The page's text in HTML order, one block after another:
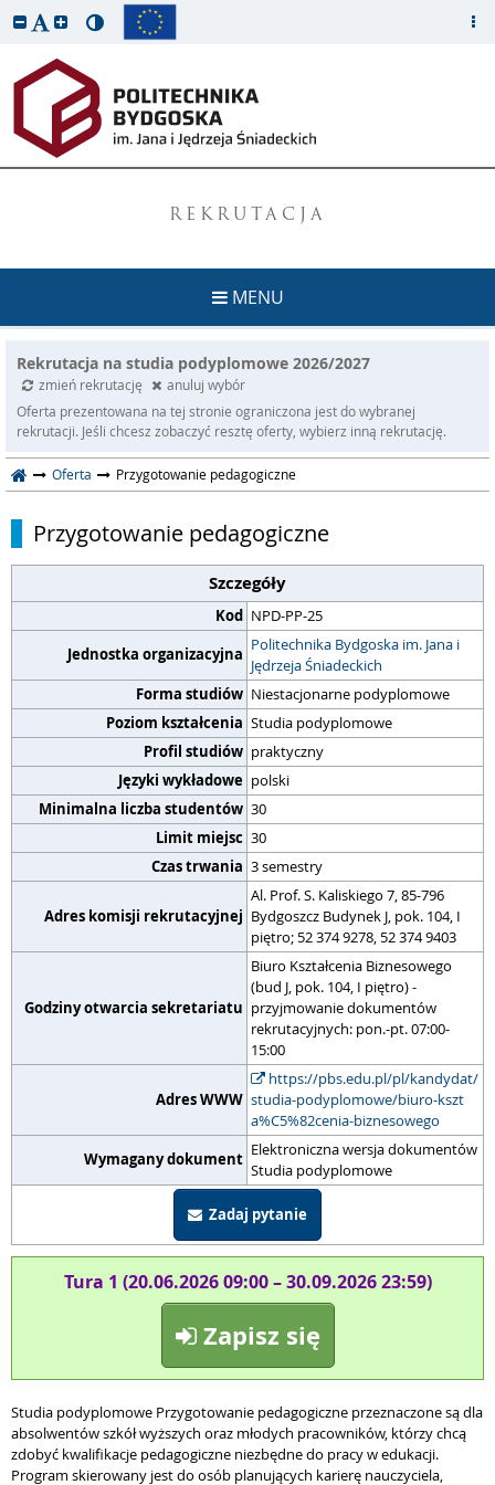
REKRUTACJA
MENU
Rekrutacja na studia podyplomowe 2026/2027
zmień rekrutację
anuluj wybór
Oferta prezentowana na tej stronie ograniczona jest do wybranej
rekrutacji. Jeśli chcesz zobaczyć resztę oferty, wybierz inną rekrutację.
Oferta Przygotowanie pedagogiczne
Przygotowanie pedagogiczne
Szczegóły
Kod NPD-PP-25
Jednostka organizacyjna Politechnika Bydgoska im. Jana i
Jędrzeja Śniadeckich
Forma studiów Niestacjonarne podyplomowe
Poziom kształcenia Studia podyplomowe
Profil studiów praktyczny
Języki wykładowe polski
Minimalna liczba studentów 30
Limit miejsc 30
Czas trwania 3 semestry
Adres komisji rekrutacyjnej
Al. Prof. S. Kaliskiego 7, 85-796
Bydgoszcz Budynek J, pok. 104, I
piętro; 52 374 9278, 52 374 9403
Godziny otwarcia sekretariatu
Biuro Kształcenia Biznesowego
(bud J, pok. 104, I piętro) -
przyjmowanie dokumentów
rekrutacyjnych: pon.-pt. 07:00-
15:00
Adres WWW
https://pbs.edu.pl/pl/kandydat/
studia-podyplomowe/biuro-kszt
a%C5%82cenia-biznesowego
Wymagany dokument Elektroniczna wersja dokumentów
Studia podyplomowe
Zadaj pytanie
Tura 1 (20.06.2026 09:00 – 30.09.2026 23:59)
Zapisz się
Studia podyplomowe Przygotowanie pedagogiczne przeznaczone są dla
absolwentów szkół wyższych oraz młodych pracowników, którzy chcą
zdobyć kwalifikacje pedagogiczne niezbędne do pracy w edukacji.
Program skierowany jest do osób planujących karierę nauczyciela,